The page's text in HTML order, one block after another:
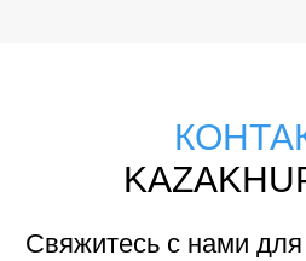
Свяжитесь с нами